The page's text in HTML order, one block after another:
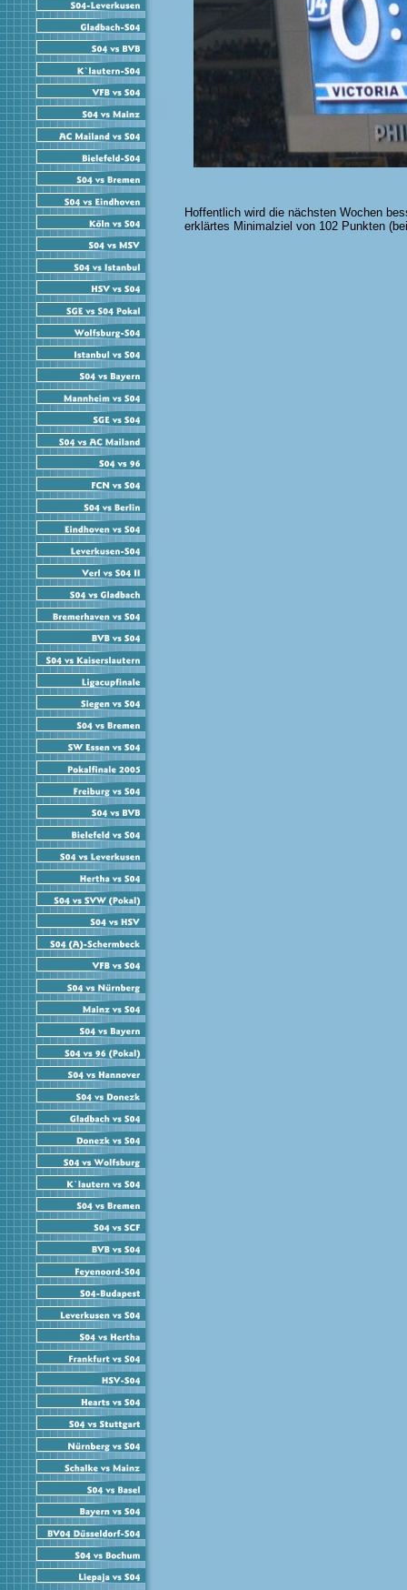
Hoffentlich wird die nächsten Wochen
erklärtes Minimalziel von 102 Punkten